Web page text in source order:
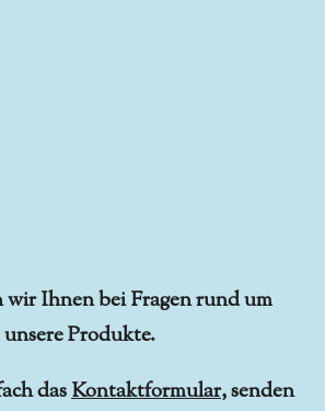
wir Ihnen bei Fragen rund um
unsere Produkte.
dasKontaktformular, senden